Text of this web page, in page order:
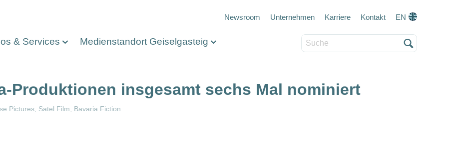
Meta navigation
Newsroom Unternehmen Karriere Kontakt EN
& Services Medienstandort Geiselgasteig
Produktionen insgesamt sechs Mal nominiert
Pictures Satel Film Bavaria Fiction